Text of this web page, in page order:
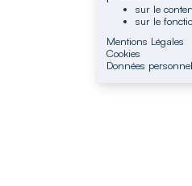
sur le
sur le
Mentions Légales
Cookies
Données